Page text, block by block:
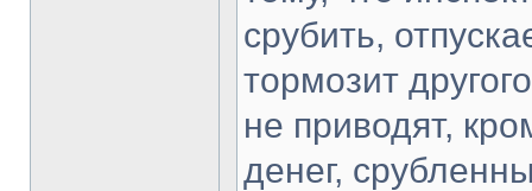
срубить,
тормозит
не приводят,
денег,